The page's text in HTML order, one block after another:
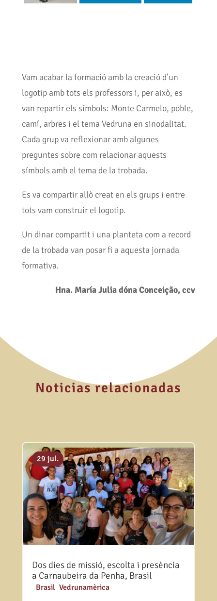
Vam acabar la formació amb la creació d’un
logotip amb tots els professors i, per això, es
van repartir els símbols: Monte Carmelo, poble,
camí, arbres i el tema Vedruna en sinodalitat.
Cada grup va reflexionar amb algunes
preguntes sobre com relacionar aquests
símbols amb el tema de la trobada.
Es va compartir allò creat en els grups i entre
tots vam construir el logotip.
Un dinar compartit i una planteta com a record
de la trobada van posar fi a aquesta jornada
formativa.
Hna. María Julia dóna Conceição, ccv
Noticias relacionadas
Dos dies de missió, escolta i presència
a Carnaubeira da Penha, Brasil
06 ag.
Brasil, Vedrunamèrica
31 jul.
29 jul.